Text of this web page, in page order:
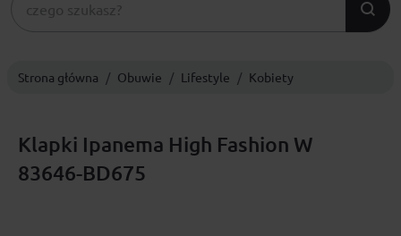
Strona główna Obuwie Lifestyle Kobiety
Klapki Ipanema High Fashion W
83646-BD675